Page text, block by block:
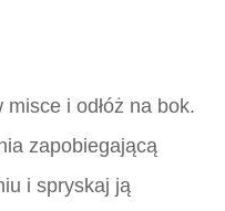
misce i odłóż na bok.
zapobiegającą
i spryskaj ją